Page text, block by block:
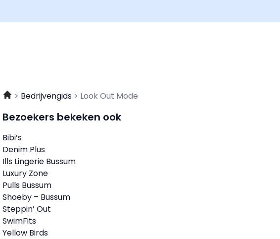
Bedrijvengids Look Out Mode
Bezoekers bekeken ook
Bibi’s
Denim Plus
Ills Lingerie Bussum
Luxury Zone
Pulls Bussum
Shoeby – Bussum
Steppin’ Out
SwimFits
Yellow Birds